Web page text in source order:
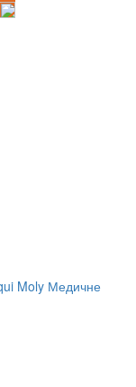
Moly Медичне